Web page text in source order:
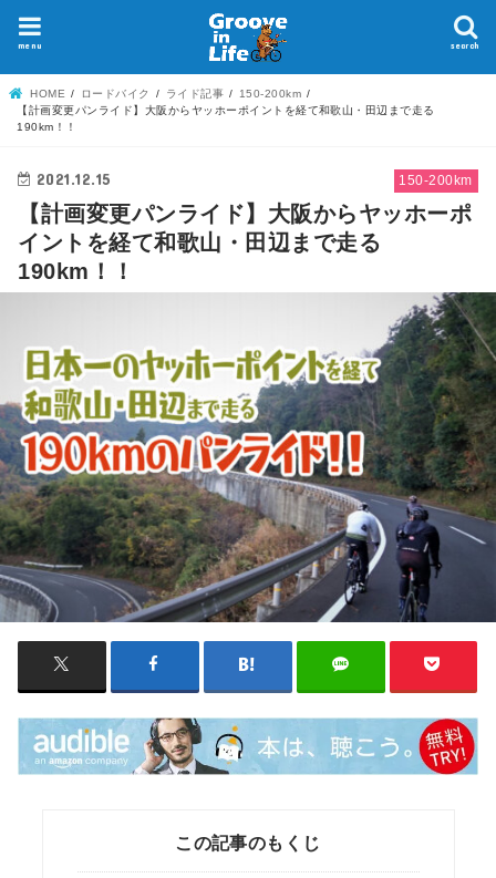
search
menu
HOME ロードバイク ライド記事
150-200km
【計画変更パンライド】大阪からヤッホーポイントを経て和歌山・田辺まで走る
190km！！
150-200km
2021.12.15
【計画変更パンライド】大阪からヤッホーポ
イントを経て和歌山・田辺まで走る
190km！！
この記事のもくじ